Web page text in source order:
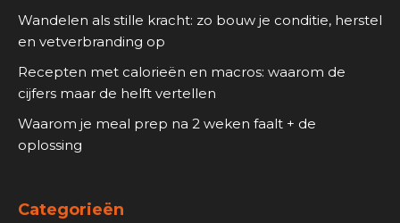
Wandelen als stille kracht: zo bouw je conditie, herstel
en vetverbranding op
Recepten met calorieën en macros: waarom de
cijfers maar de helft vertellen
Waarom je meal prep na 2 weken faalt + de
oplossing
Categorieën